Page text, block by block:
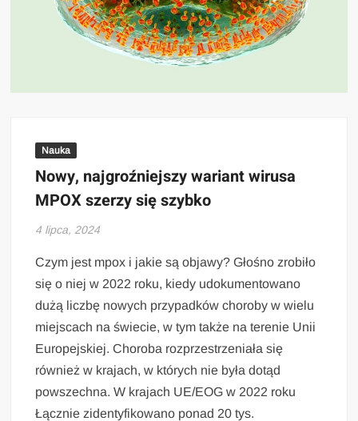
Nauka
Nowy, najgroźniejszy wariant wirusa
MPOX szerzy się szybko
4 lipca, 2024
Czym jest mpox i jakie są objawy? Głośno zrobiło
się o niej w 2022 roku, kiedy udokumentowano
dużą liczbę nowych przypadków choroby w wielu
miejscach na świecie, w tym także na terenie Unii
Europejskiej. Choroba rozprzestrzeniała się
również w krajach, w których nie była dotąd
powszechna. W krajach UE/EOG w 2022 roku
Łącznie zidentyfikowano ponad 20 tys.